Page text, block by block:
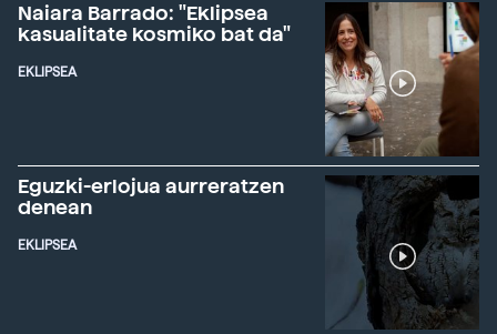
Naiara Barrado: "Eklipsea
kasualitate kosmiko bat da"
EKLIPSEA
Eguzki-erlojua aurreratzen
denean
EKLIPSEA